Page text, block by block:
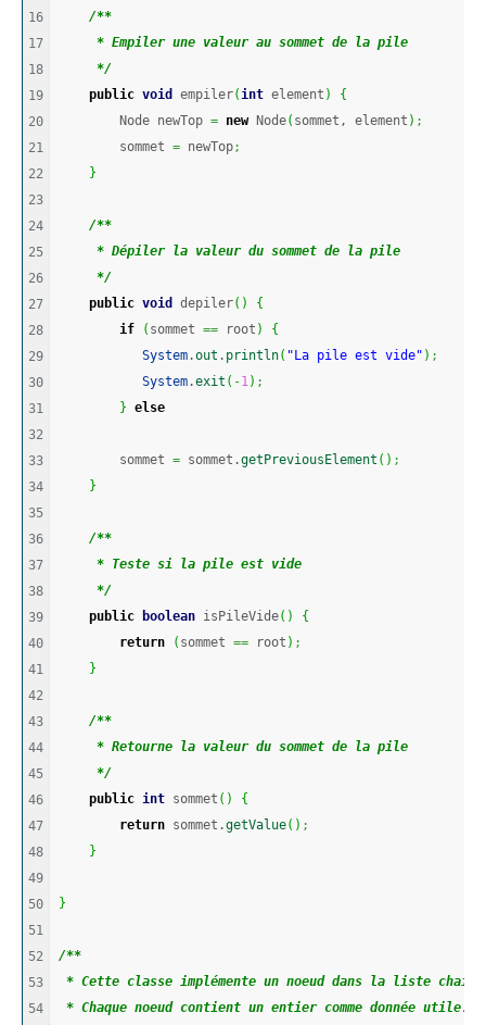
16
17
18
19
20
21
22
23
24
25
26
27
28
29
30
31
32
33
34
35
36
37
38
39
40
41
42
43
44
45
46
47
48
49
50
51
52
53
54
/**
* Empiler une valeur au sommet de la pile
*/
public void empiler(int element )
{
        Node newTop
= new Node( sommet, element ) ;
        sommet
= newTop;
}
/**
* Dépiler la valeur du sommet de la pile
*/
public void depiler( )
{
if
( sommet == root )
{
System .out . println( "La pile est vide" ) ;
System .exit ( -1) ;
}
else
        sommet
= sommet.getPreviousElement ( ) ;
}
/**
* Teste si la pile est vide
*/
public
boolean isPileVide( )
{
return
( sommet == root ) ;
}
/**
* Retourne la valeur du sommet de la pile
*/
public int sommet ( )
{
return sommet.getValue( ) ;
}
}
/**
* Cette classe implémente un noeud dans la liste
* Chaque noeud contient un entier comme donnée utile.